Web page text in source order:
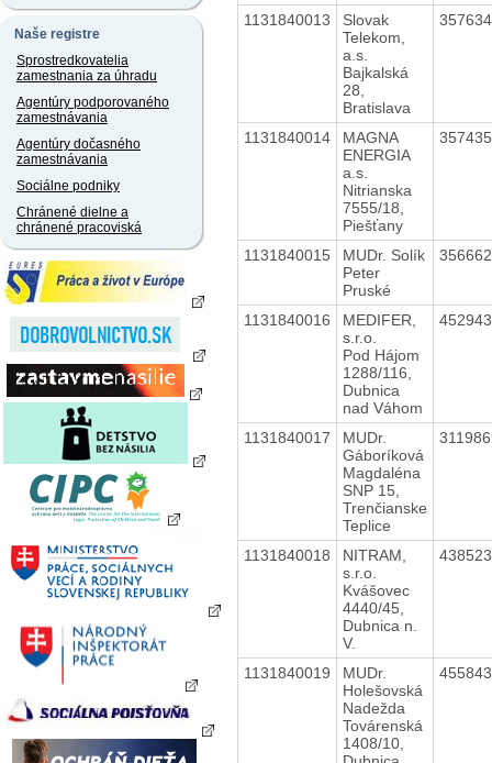
Naše registre
Sprostredkovatelia
zamestnania za úhradu
Agentúry podporovaného
zamestnávania
Agentúry dočasného
zamestnávania
Sociálne podniky
Chránené dielne a
chránené pracoviská
1131840013
Slovak
Telekom,
a.s.
Bajkalská
28,
Bratislava
1131840014
MAGNA
ENERGIA
a.s.
Nitrianska
7555/18,
Piešťany
1131840015
MUDr. Solík
Peter
Pruské
1131840016
MEDIFER,
s.r.o.
Pod Hájom
1288/116,
Dubnica
nad Váhom
1131840017
MUDr.
Gáboríková
Magdaléna
SNP 15,
Trenčianske
Teplice
1131840018
NITRAM,
s.r.o.
Kvášovec
4440/45,
Dubnica n.
V.
1131840019
MUDr.
Holešovská
Nadežda
Továrenská
1408/10,